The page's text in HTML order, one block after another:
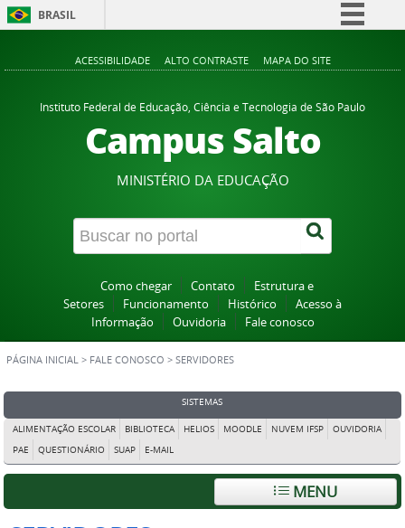
BRASIL
Comunica BR
Participe
Acesso à informação
Canais
ACESSIBILIDADE ALTO CONTRASTE MAPA DO SITE
Instituto Federal de Educação, Ciência e Tecnologia de São Paulo
Campus Salto
MINISTÉRIO DA EDUCAÇÃO
Como chegar Contato
Estrutura e
Setores
Funcionamento Histórico
Acesso à
Informação
Ouvidoria Fale conosco
PÁGINA INICIAL > FALE CONOSCO > SERVIDORES
SISTEMAS
ALIMENTAÇÃO ESCOLAR BIBLIOTECA HELIOS MOODLE NUVEM IFSP
OUVIDORIA
PAE
QUESTIONÁRIO SUAP E-MAIL
MENU